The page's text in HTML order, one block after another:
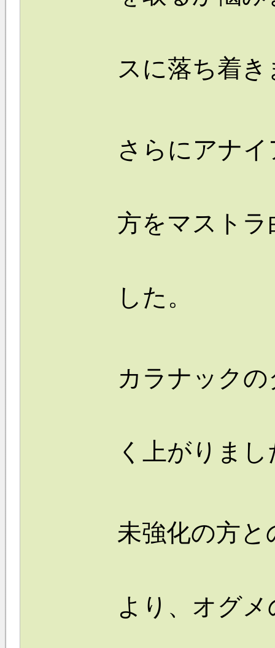
スに落ち着
さらにアナ
方をマスト
した。
カラナック
く上がりまし
未強化の方と
より、オグ